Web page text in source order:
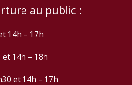
au public :
14h – 17h
et 14h – 18h
et 14h – 17h